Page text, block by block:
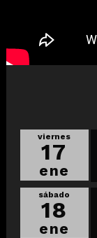
viernes
17
ene
sábado
18
ene